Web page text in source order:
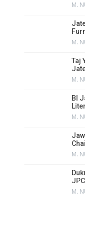
M.
M.
Taj
M.
BI
M.
M.
M.